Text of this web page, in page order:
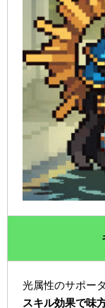
光属性のサポータ
スキル効果で味